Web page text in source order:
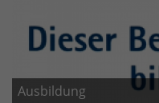
Ausbildung